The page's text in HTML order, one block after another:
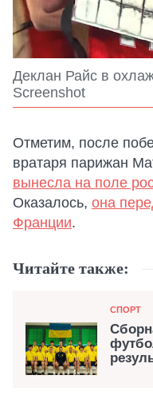
Деклан Райс в
Screenshot
Отметим, после
вратаря парижан
вынесла на поле
Оказалось, она
Франции.
Читайте также:
Категория
СПОРТ